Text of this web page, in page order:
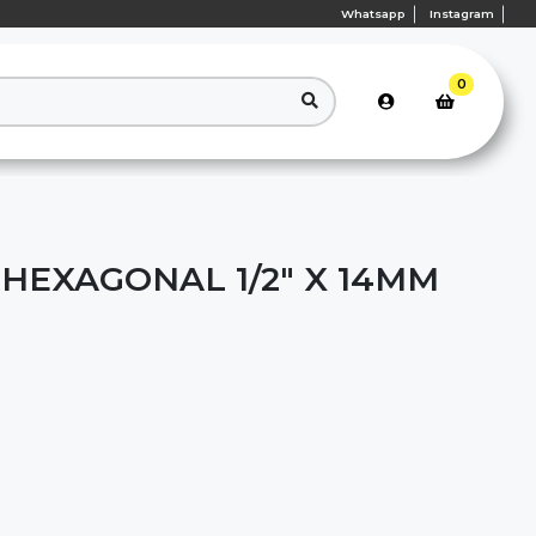
Whatsapp Instagram
0
1/2" X 14MM